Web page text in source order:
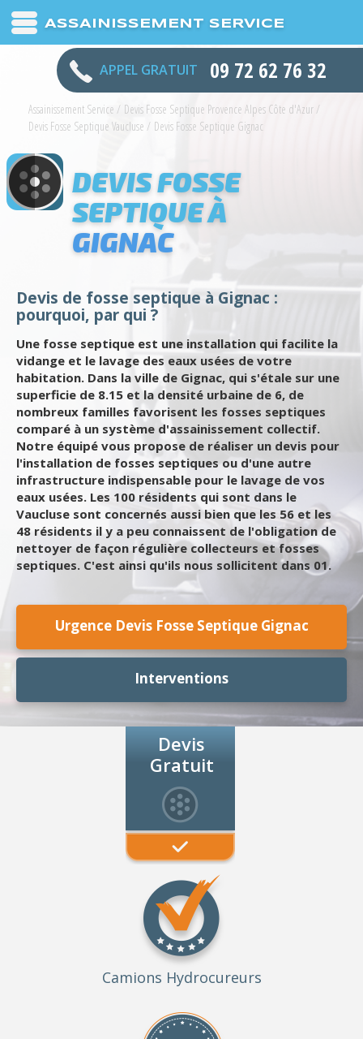
ASSAINISSEMENT SERVICE
APPEL GRATUIT 09 72 62 76 32
Assainissement Service / Devis Fosse Septique Provence Alpes Côte d'Azur /
Devis Fosse Septique Vaucluse / Devis Fosse Septique Gignac
DEVIS FOSSE
SEPTIQUE À
GIGNAC
Devis de fosse septique à Gignac :
pourquoi, par qui ?
Une fosse septique est une installation qui facilite la
vidange et le lavage des eaux usées de votre
habitation. Dans la ville de Gignac, qui s'étale sur une
superficie de 8.15 et la densité urbaine de 6, de
nombreux familles favorisent les fosses septiques
comparé à un système d'assainissement collectif.
Notre équipé vous propose de réaliser un devis pour
l'installation de fosses septiques ou d'une autre
infrastructure indispensable pour le lavage de vos
eaux usées. Les 100 résidents qui sont dans le
Vaucluse sont concernés aussi bien que les 56 et les
48 résidents il y a peu connaissent de l'obligation de
nettoyer de façon régulière collecteurs et fosses
septiques. C'est ainsi qu'ils nous sollicitent dans 01.
Urgence Devis Fosse Septique Gignac
Interventions
Devis
Gratuit
Camions Hydrocureurs